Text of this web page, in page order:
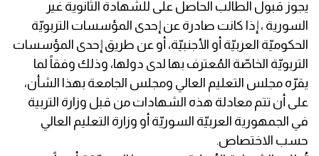
يجوز قبول الطالب الحاصل على للشهادة الثانوية غير
السورية ، إذا كانت صادرة عن إحدى المؤسسات التربويّة
الحكوميّة العربيّة أو الأجنبيّة، أو عن طريق إحدى المؤسسات
التربويّة الخاصّة المُعترف بها لدى دولها، وذلك وفقاً لما
يقرّه مجلس التعليم العالي ومجلس الجامعة بهذا الشأن،
على أن تتم معادلة هذه الشهادات من قبل وزارة التربية
في الجمهورية العربيّة السوريّة أو وزارة التعليم العالي
حسب الاختصاص.